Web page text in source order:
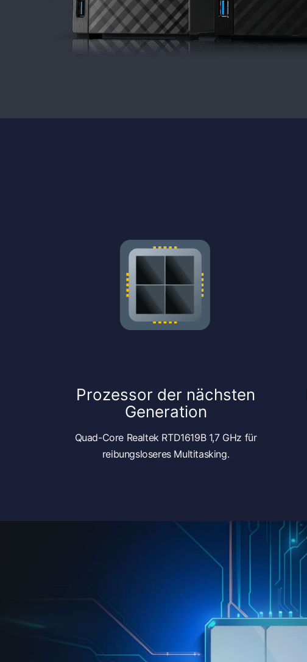
Prozessor der nächsten
Generation
Quad-Core Realtek RTD1619B 1,7 GHz für
reibungsloseres Multitasking.